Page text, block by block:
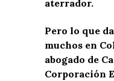
aterrador.
Pero lo que
muchos en
abogado de
Corporación